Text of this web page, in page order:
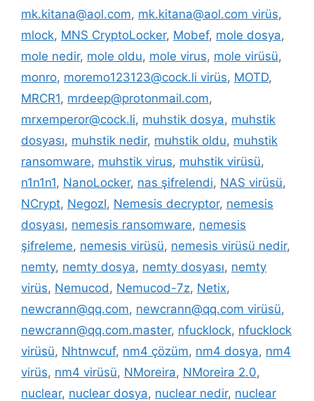
mk.kitana@aol.com, mk.kitana@aol.com virüs,
mlock, MNS CryptoLocker, Mobef, mole dosya,
mole nedir, mole oldu, mole virus, mole virüsü,
monro, moremo123123@cock.li virüs, MOTD,
MRCR1, mrdeep@protonmail.com,
mrxemperor@cock.li, muhstik dosya, muhstik
dosyası, muhstik nedir, muhstik oldu, muhstik
ransomware, muhstik virus, muhstik virüsü,
n1n1n1, NanoLocker, nas şifrelendi, NAS virüsü,
NCrypt, NegozI, Nemesis decryptor, nemesis
dosyası, nemesis ransomware, nemesis
şifreleme, nemesis virüsü, nemesis virüsü nedir,
nemty, nemty dosya, nemty dosyası, nemty
virüs, Nemucod, Nemucod-7z, Netix,
newcrann@qq.com, newcrann@qq.com virüsü,
newcrann@qq.com.master, nfucklock, nfucklock
virüsü, Nhtnwcuf, nm4 çözüm, nm4 dosya, nm4
virüs, nm4 virüsü, NMoreira, NMoreira 2.0,
nuclear, nuclear dosya, nuclear nedir, nuclear